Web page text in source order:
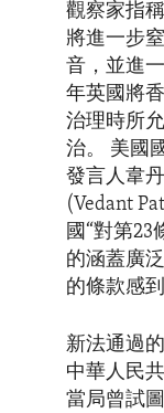
觀察家指
將進一步
音，並進
年英國將
治理時所
治。 美國
發言人韋
(Vedant
國“對第23
的涵蓋廣
的條款感
新法通過
中華人民
當局曾試